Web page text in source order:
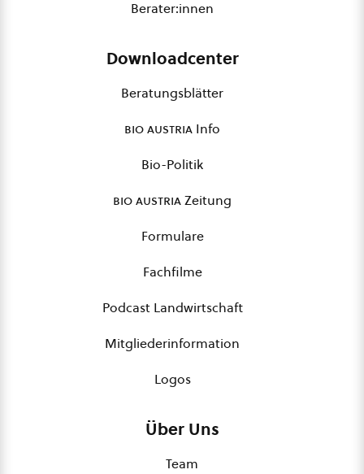
Berater:innen
Downloadcenter
Beratungsblätter
bio austria Info
Bio-Politik
bio austriaZeitung
Formulare
Fachfilme
Podcast Landwirtschaft
Mitgliederinformation
Logos
Über Uns
Team